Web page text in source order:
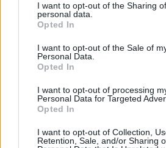
I want to opt-out of the Sharing
personal data.
Opted In
I want to opt-out of the Sale of
Personal Data.
Opted In
I want to opt-out of processing
Personal Data for Targeted
Opted In
I want to opt-out of Collection,
Retention, Sale, and/or Sharing
Venlafaxine
13/05/2020 | Femme | 28
venlafaxine (75mg)
Efficacité